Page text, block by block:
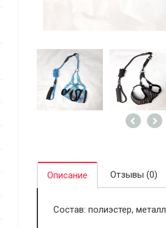
Описание Отзывы (0)
Состав: полиэстер, металл